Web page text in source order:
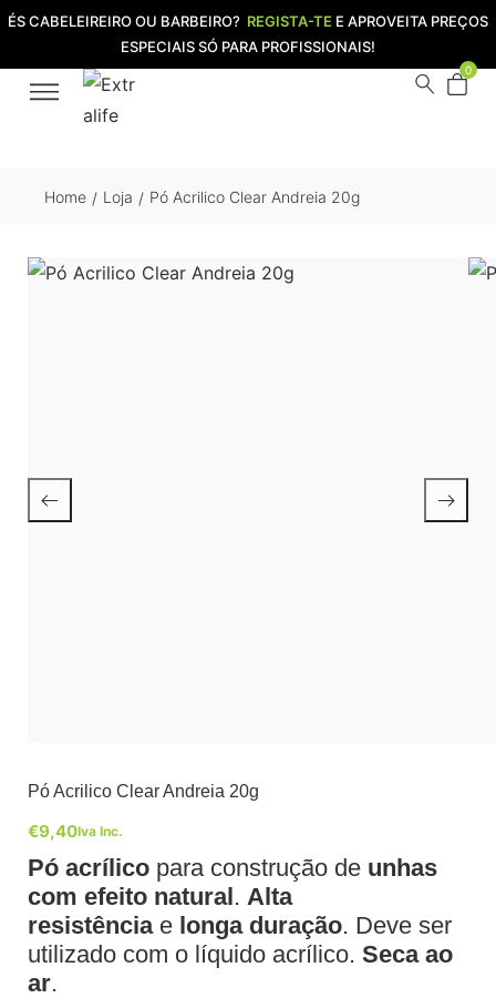
ÉS CABELEIREIRO OU BARBEIRO? REGISTA-TE E APROVEITA PREÇOS
ESPECIAIS SÓ PARA PROFISSIONAIS!
0
Home / Loja / Pó Acrilico Clear Andreia 20g
Pó Acrilico Clear Andreia 20g
€9,40Iva Inc.
Pó acrílico para construção de unhas
com efeito natural. Alta
resistência e longa duração. Deve ser
utilizado com o líquido acrílico. Seca ao
ar.